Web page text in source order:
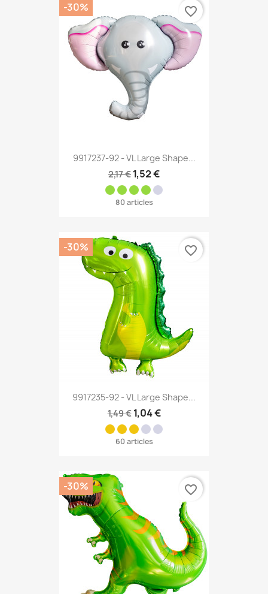
9917237-92 - VL Large Shape...
2,17 € 1,52 €
80 articles
-30% favorite_border
9917235-92 - VL Large Shape...
1,49 € 1,04 €
60 articles
-30% favorite_border
-30% favorite_border